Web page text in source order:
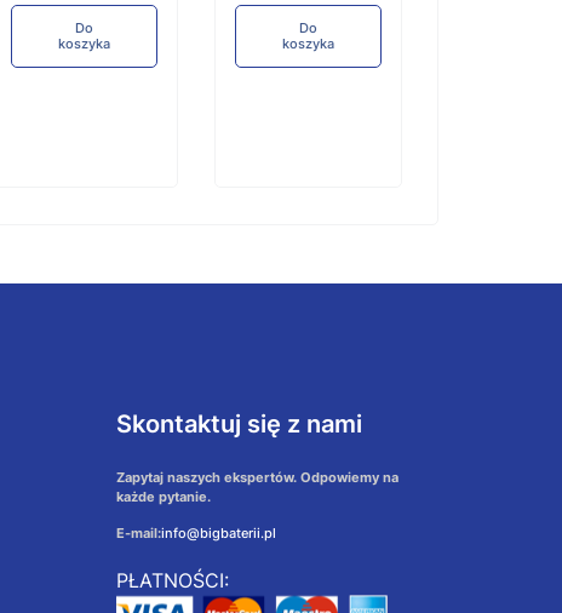
Do
koszyka
Do
koszyka
Skontaktuj się z nami
Zapytaj naszych ekspertów. Odpowiemy na
każde pytanie.
E-mail:info@bigbaterii.pl
PŁATNOŚCI: